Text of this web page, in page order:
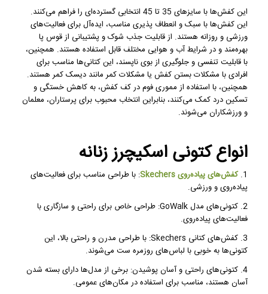
این کفش‌ها با سایزهای 35 تا 45 انتخابی گسترده‌ای را فراهم می‌کنند.
این کفش‌ها با سبک و انعطاف پذیری مناسب، ایده‌آل برای فعالیت‌های
ورزشی و روزانه هستند. از قابلیت جذب شوک و پشتیبانی از قوس پا
بهره‌مند و در شرایط آب و هوایی مختلف قابل استفاده هستند. همچنین،
با قابلیت تنفسی و جلوگیری از بوی ناپسند، این کتانی‌ها مناسب برای
افرادی با مشکلات بستن کفش یا مشکلات کمر مانند دیسک کمر هستند.
همچنین، با استفاده از مموری فوم در کف کفش، به کاهش خستگی و
تسکین درد کمک می‌کنند، بنابراین انتخاب محبوب برای پرستاران، معلمان
و ورزشکاران می‌شوند.
انواع کتونی اسکیچرز زنانه
1. کفش‌های پیاده‌روی Skechers
: با طراحی مناسب برای فعالیت‌های
پیاده‌روی و ورزشی.
2. کتونی‌های مدل GoWalk: طراحی خاص برای راحتی و سازگاری با
فعالیت‌های پیاده‌روی.
3. کفش‌های کتانی Skechers: با طراحی مدرن و راحتی بالا، این
کتونی‌ها به خوبی با لباس‌های روزمره ست می‌شوند.
4. کتونی‌های راحتی و آسان پوشیدن: برخی از مدل‌ها دارای بسته شدن
آسان هستند، مناسب برای استفاده در مکان‌های عمومی.